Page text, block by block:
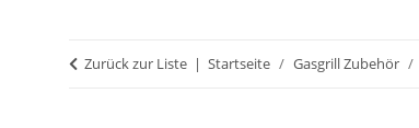
Zurück zur Liste Startseite Gasgrill Zubehör